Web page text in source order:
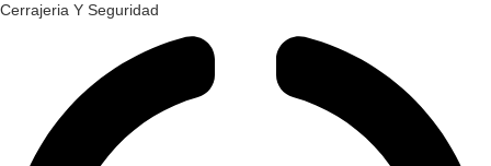
Cerrajeria Y Seguridad